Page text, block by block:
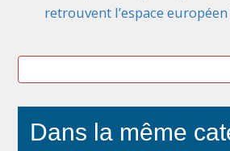
retrouvent l’espace européen
Dans la même